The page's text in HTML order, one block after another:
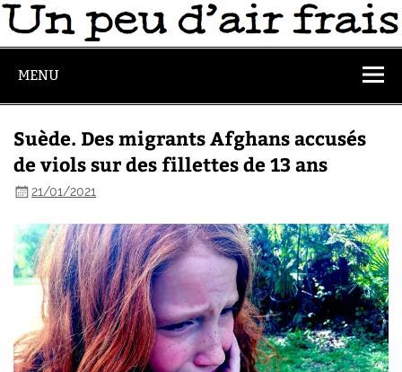
MENU
Suède. Des migrants Afghans accusés
de viols sur des fillettes de 13 ans
21/01/2021